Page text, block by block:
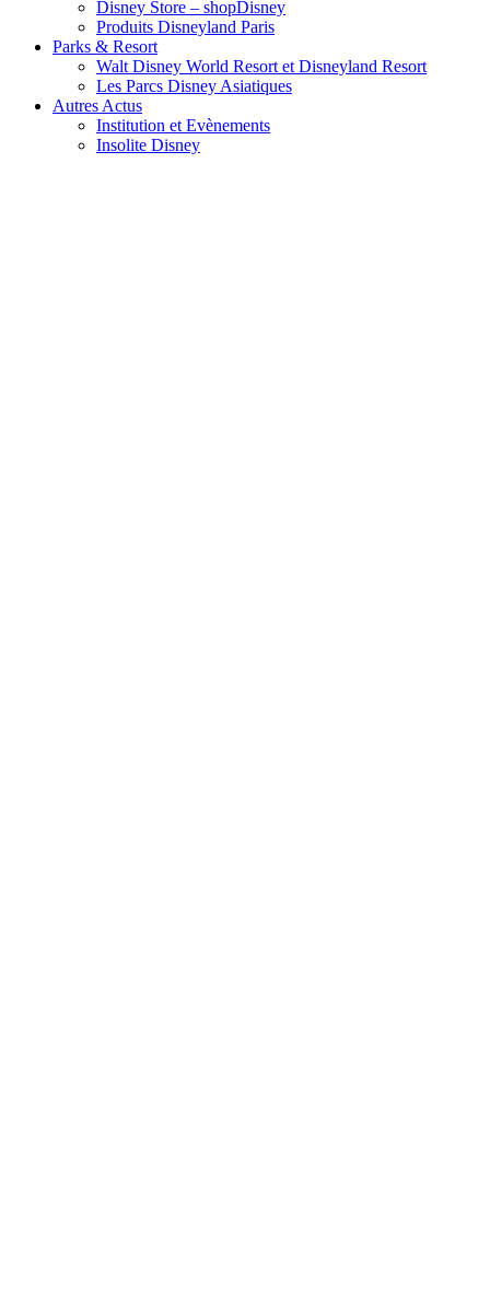
Disney Store – shopDisney
Produits Disneyland Paris
Parks & Resort
Walt Disney World Resort et Disneyland Resort
Les Parcs Disney Asiatiques
Autres Actus
Institution et Evènements
Insolite Disney